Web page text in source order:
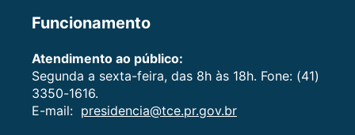
Funcionamento
Atendimento ao público:
Segunda a sexta-feira, das 8h às 18h. Fone: (41)
3350-1616.
E-mail: presidencia@tce.pr.gov.br